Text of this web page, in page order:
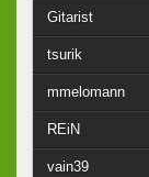
Gitarist
tsurik
mmelomann
REiN
vain39